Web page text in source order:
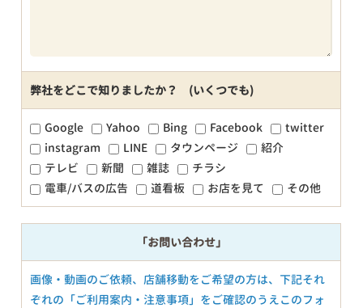
弊社をどこで知りましたか？ (いくつでも)
Google Yahoo Bing Facebook
twitter
instagram
LINE タウンページ
紹介
テレビ
新聞 雑誌
チラシ
電車/バスの広告
道看板 お店を見て その他
「お問い合わせ」
画像・動画のご依頼、店舗移動をご希望の方は、下記それ
ぞれの「ご利用案内・注意事項」をご確認のうえこのフォ